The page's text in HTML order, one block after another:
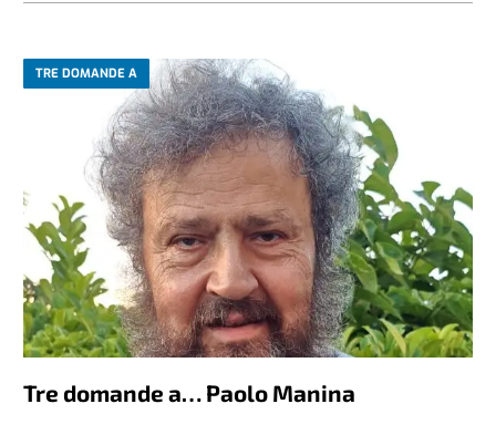
TRE DOMANDE A
Tre domande a… Paolo Manina